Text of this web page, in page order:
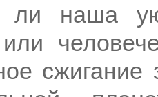
ли наша